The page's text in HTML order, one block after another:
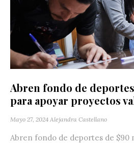
Abren fondo de
para apoyar proyectos
Mayo 27, 2024 Alejandra Castellano
Abren fondo de deportes de $90